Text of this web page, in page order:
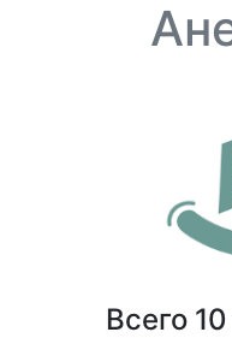
Всего